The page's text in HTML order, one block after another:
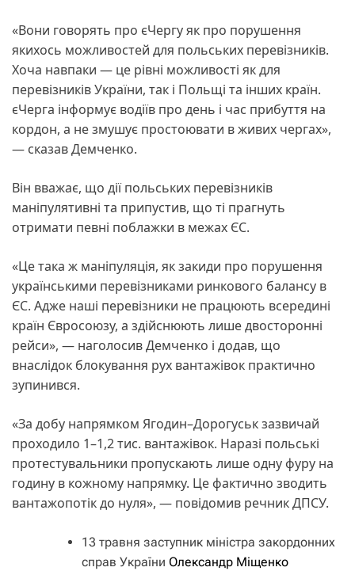
«Вони говорять про єЧергу як про порушення
якихось можливостей для польських перевізників.
Хоча навпаки — це рівні можливості як для
перевізників України, так і Польщі та інших країн.
єЧерга інформує водіїв про день і час прибуття на
кордон, а не змушує простоювати в живих чергах»,
— сказав Демченко.
Він вважає, що дії польських перевізників
маніпулятивні та припустив, що ті прагнуть
отримати певні поблажки в межах ЄС.
«Це така ж маніпуляція, як закиди про порушення
українськими перевізниками ринкового балансу в
ЄС. Адже наші перевізники не працюють всередині
країн Євросоюзу, а здійснюють лише двосторонні
рейси», — наголосив Демченко і додав, що
внаслідок блокування рух вантажівок практично
зупинився.
«За добу напрямком Ягодин–Дорогуськ зазвичай
проходило 1–1,2 тис. вантажівок. Наразі польські
протестувальники пропускають лише одну фуру на
годину в кожному напрямку. Це фактично зводить
вантажопотік до нуля», — повідомив речник ДПСУ.
13 травня заступник міністра закордонних
справ України Олександр Міщенко